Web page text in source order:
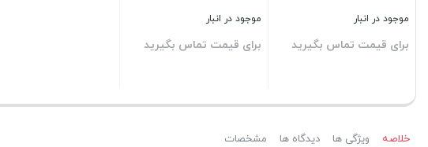
موجود در انبار
برای قیمت تماس بگیرید
بستن
موجود در انبار
برای قیمت تماس بگیرید
خلاصه ویژگی ها دیدگاه ها مشخصات